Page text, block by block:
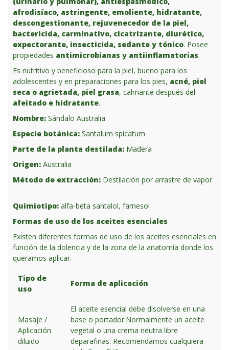
afrodisíaco, astringente, emoliente, hidratante,
descongestionante, rejuvenecedor de la piel,
bactericida, carminativo, cicatrizante, diurético,
expectorante, insecticida, sedante y tónico. Posee
propiedades antimicrobianas y antiinflamatorias.
Es nutritivo y beneficioso para la piel, bueno para los
adolescentes y en preparaciones para los pies, acné, piel
seca o agrietada, piel grasa, calmante después del
afeitado e hidratante.
Nombre: Sándalo Australia
Especie botánica: Santalum spicatum
Parte de la planta destilada: Madera
Origen: Australia
Método de extracción: Destilación por arrastre de vapor
Quimiotipo: alfa-beta santalol, farnesol
Formas de uso de los aceites esenciales
Existen diferentes formas de uso de los aceites esenciales en
función de la dolencia y de la zona de la anatomía donde los
queramos aplicar.
Tipo de
uso
Forma de aplicación
Masaje /
Aplicación
diluido
El aceite esencial debe disolverse en una
base o portador.Normalmente un aceite
vegetal o una crema neutra libre
deparafinas. Recomendamos cualquiera